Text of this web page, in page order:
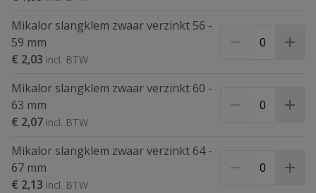
Mikalor slangklem zwaar verzinkt 56 -
59 mm
€ 2,03
Mikalor slangklem zwaar verzinkt 60 -
63 mm
€ 2,07
Mikalor slangklem zwaar verzinkt 64 -
67 mm
€ 2,13